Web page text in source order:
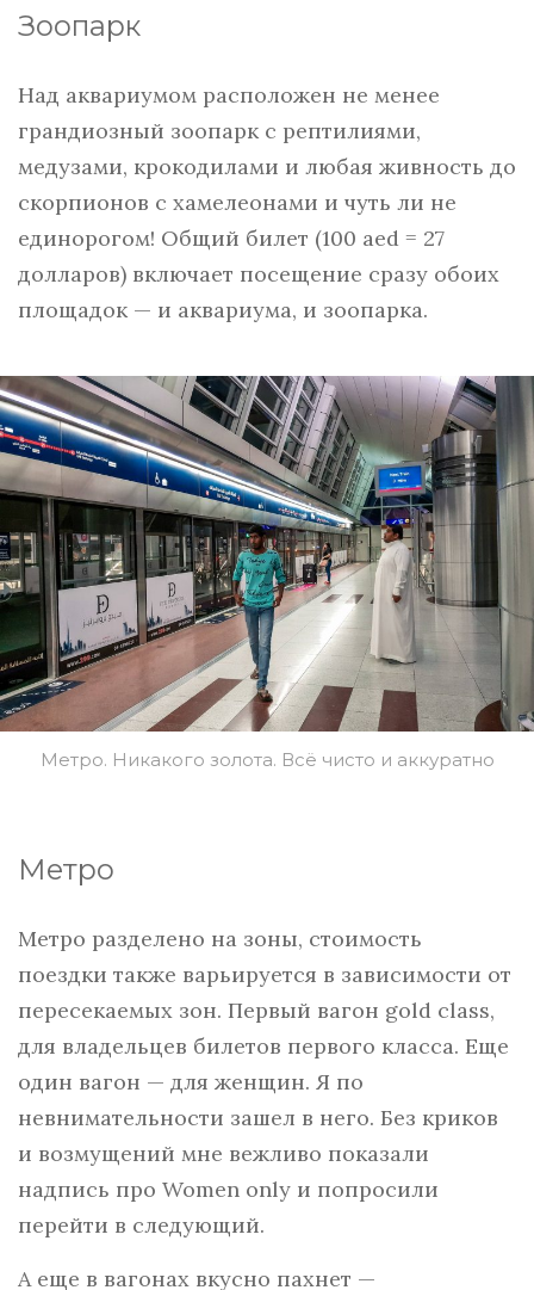
Зоопарк
Над аквариумом расположен не менее
грандиозный зоопарк с рептилиями,
медузами, крокодилами и любая живность до
скорпионов с хамелеонами и чуть ли не
единорогом! Общий билет (100 aed = 27
долларов) включает посещение сразу обоих
площадок — и аквариума, и зоопарка.
Метро. Никакого золота. Всё чисто и аккуратно
Метро
Метро разделено на зоны, стоимость
поездки также варьируется в зависимости от
пересекаемых зон. Первый вагон gold class,
для владельцев билетов первого класса. Еще
один вагон — для женщин. Я по
невнимательности зашел в него. Без криков
и возмущений мне вежливо показали
надпись про Women only и попросили
перейти в следующий.
А еще в вагонах вкусно пахнет —